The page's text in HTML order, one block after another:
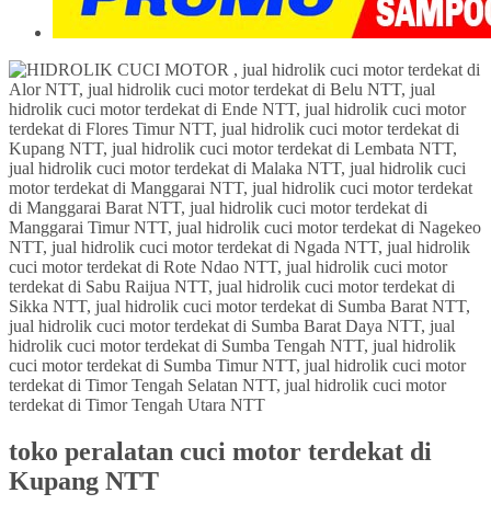
toko peralatan cuci motor terdekat di
Kupang NTT